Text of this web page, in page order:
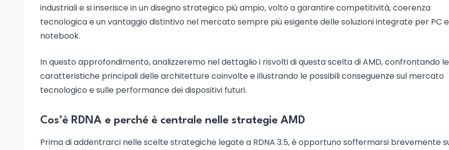
industriali e si inserisce in un disegno strategico più ampio, volto a garantire competitività, coerenza
tecnologica e un vantaggio distintivo nel mercato sempre più esigente delle soluzioni integrate per PC e
notebook.
In questo approfondimento, analizzeremo nel dettaglio i risvolti di questa scelta di AMD, confrontando le
caratteristiche principali delle architetture coinvolte e illustrando le possibili conseguenze sul mercato
tecnologico e sulle performance dei dispositivi futuri.
Cos’è RDNA e perché è centrale nelle strategie AMD
Prima di addentrarci nelle scelte strategiche legate a RDNA 3.5, è opportuno soffermarsi brevemente